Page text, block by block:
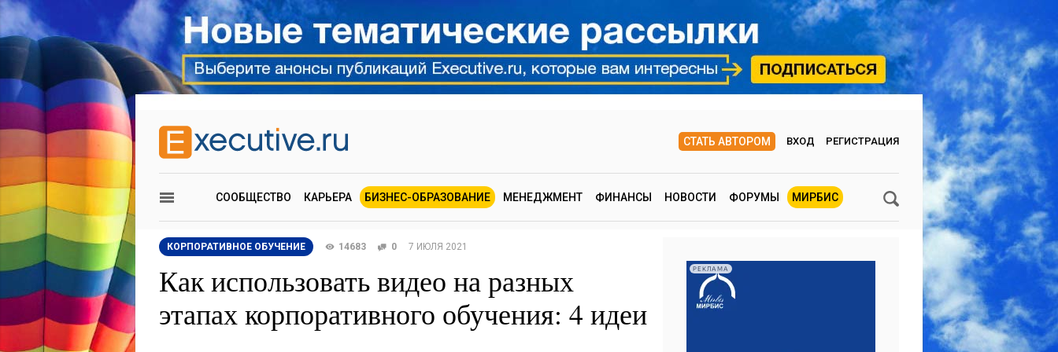
СТАТЬ АВТОРОМ ВХОД РЕГИСТРАЦИЯ
СООБЩЕСТВО КАРЬЕРА БИЗНЕС-ОБРАЗОВАНИЕ МЕНЕДЖМЕНТ ФИНАНСЫ НОВОСТИ ФОРУМЫ МИРБИС
КОРПОРАТИВНОЕ ОБУЧЕНИЕ 14683 0 7 ИЮЛЯ 2021
Как использовать видео на разных
этапах корпоративного обучения: 4 идеи
РЕКЛАМА